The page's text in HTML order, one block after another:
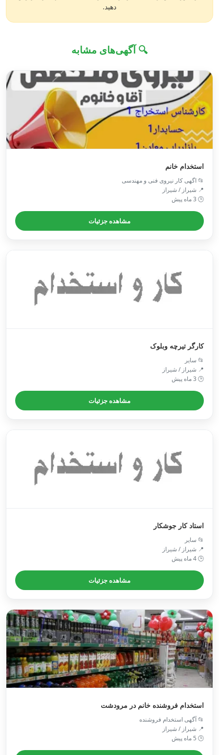
دهید.
🔍 آگهی‌های مشابه
استخدام خانم
📂 اگهی کار نیروی فنی و مهندسی
📍 شیراز / شیراز
🕒 3 ماه پیش
مشاهده جزئیات
کارگر تیرچه وبلوک
📂 سایر
📍 شیراز / شیراز
🕒 3 ماه پیش
مشاهده جزئیات
استاد کار جوشکار
📂 سایر
📍 شیراز / شیراز
🕒 4 ماه پیش
مشاهده جزئیات
استخدام فروشنده خانم در مرودشت
📂 آگهی استخدام فروشنده
📍 شیراز / شیراز
🕒 5 ماه پیش